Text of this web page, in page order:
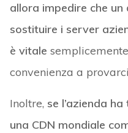
allora impedire che
sostituire i server
è vitale
convenienza a
Inoltre, se l’azienda
una CDN mondiale